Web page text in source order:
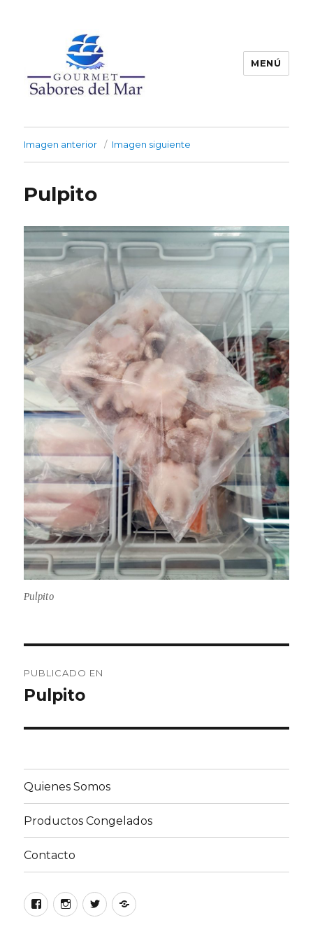
MENÚ
Imagen anterior Imagen siguiente
Pulpito
Pulpito
de
PUBLICADO EN
Pulpito
Quienes Somos
Productos Congelados
Contacto
FacebookInstagram
TwitterGoogle